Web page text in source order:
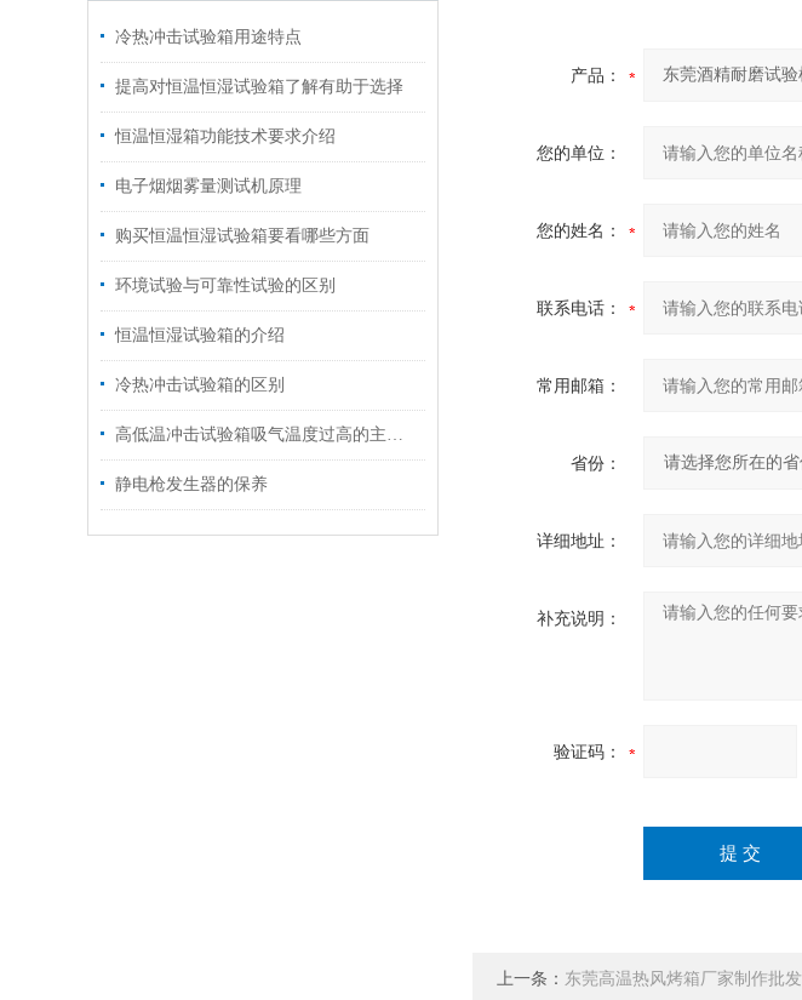
冷热冲击试验箱用途特点
提高对恒温恒湿试验箱了解有助于选择
恒温恒湿箱功能技术要求介绍
电子烟烟雾量测试机原理
购买恒温恒湿试验箱要看哪些方面
环境试验与可靠性试验的区别
恒温恒湿试验箱的介绍
冷热冲击试验箱的区别
高低温冲击试验箱吸气温度过高的主要原因
静电枪发生器的保养
产品：
您的单位：
您的姓名：
联系电话：
常用邮箱：
省份：
详细地址：
补充说明：
验证码：
上一条： 东莞高温热风烤箱厂家制作批发